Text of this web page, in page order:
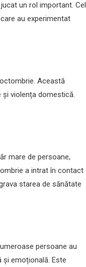
un rol important. Cel
au experimentat
Această
violența domestică.
mare de persoane,
a intrat în contact
starea de sănătate
persoane au
emoțională. Este